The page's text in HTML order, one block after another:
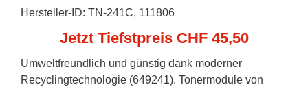
Hersteller-ID: TN-241C, 111806
Jetzt Tiefstpreis CHF 45,50
Umweltfreundlich und günstig dank moderner
Recyclingtechnologie (649241). Tonermodule von